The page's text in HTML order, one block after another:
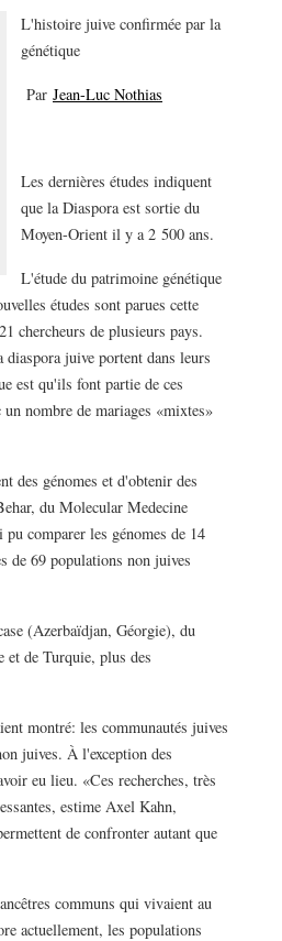
L'histoire juive confirmée par la
génétique
Par Jean-Luc Nothias
Les dernières études indiquent
que la Diaspora est sortie du
Moyen-Orient il y a 2 500 ans.
L'étude du patrimoine génétique
études sont parues cette
chercheurs de plusieurs pays.
juive portent dans leurs
est qu'ils font partie de ces
nombre de mariages «mixtes»
des génomes et d'obtenir des
du Molecular Medecine
comparer les génomes de 14
de 69 populations non juives
(Azerbaïdjan, Géorgie), du
de Turquie, plus des
montré: les communautés juives
juives. À l'exception des
eu lieu. «Ces recherches, très
estime Axel Kahn,
de confronter autant que
communs qui vivaient au
actuellement, les populations